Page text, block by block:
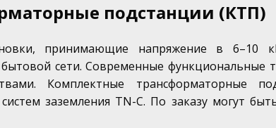
подстанции (КТП)
принимающие напряжение в
сети. Современные функциональные
Комплектные трансформаторные
заземления TN-C. По заказу могут